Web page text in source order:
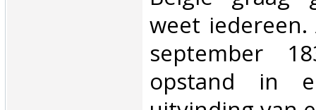
weet
september
opstand in